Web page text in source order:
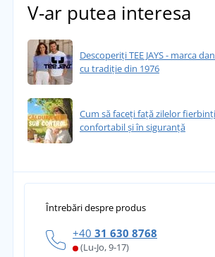
V-ar putea interesa
Descoperiți TEE JAYS - marca
cu tradiție din 1976
Cum să faceți față zilelor
confortabil și în siguranță
Întrebări despre produs
+40 31 630 8768
(Lu-Jo, 9-17)